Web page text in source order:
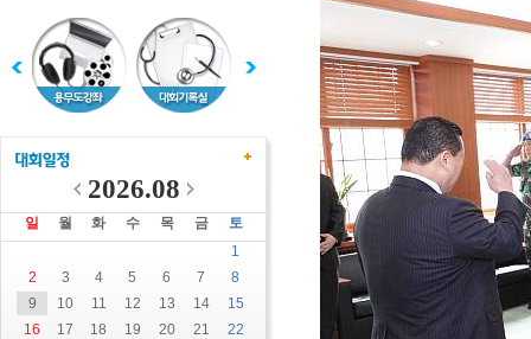
2026.08
일 월 화 수 목 금
토
1
2
3 4 5 6 7
8
9
10 11 12 13 14
15
16
17 18 19 20 21
22